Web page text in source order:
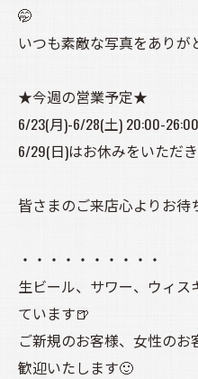
🤭
いつも素敵な写真をありが
★今週の営業予定★
6/23(月)-6/28(土) 20:00-26:00
6/29(日)はお休みをいただ
皆さまのご来店心よりお待
・・・・・・・・・・
生ビール、サワー、ウィ
ています🍺
ご新規のお客様、女性の
歓迎いたします🙂